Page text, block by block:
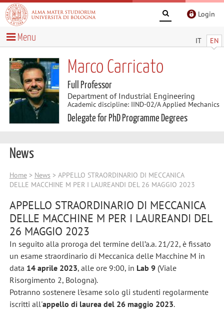
Login
IT EN
Menu
Marco Carricato
Full Professor
Department of Industrial Engineering
Academic discipline: IIND-02/A Applied Mechanics
Delegate for PhD Programme Degrees
News
Home> News > APPELLO STRAORDINARIO DI MECCANICA
DELLE MACCHINE M PER I LAUREANDI DEL 26 MAGGIO 2023
APPELLO STRAORDINARIO DI MECCANICA
DELLE MACCHINE M PER I LAUREANDI DEL
26 MAGGIO 2023
In seguito alla proroga del termine dell’a.a. 21/22, è fissato
un esame straordinario di Meccanica delle Macchine M in
data 14 aprile 2023, alle ore 9:00, in Lab 9(Viale
Risorgimento 2, Bologna).
Potranno sostenere l'esame solo gli studenti regolarmente
iscritti all'appello di laurea del 26 maggio 2023.